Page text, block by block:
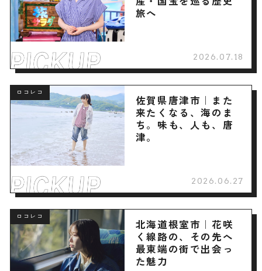
旅へ
2026.07.18
ロコレコ
佐賀県唐津市｜また
来たくなる、海のま
ち。味も、人も、唐
津。
2026.06.27
ロコレコ
北海道根室市｜花咲
く線路の、その先へ
最東端の街で出会っ
た魅力